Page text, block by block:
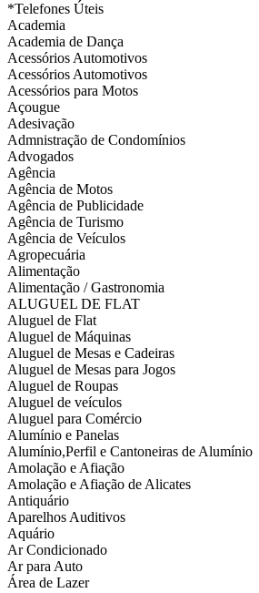
*Telefones Úteis
Academia
Academia de Dança
Acessórios Automotivos
Acessórios Automotivos
Acessórios para Motos
Açougue
Adesivação
Admnistração de Condomínios
Advogados
Agência
Agência de Motos
Agência de Publicidade
Agência de Turismo
Agência de Veículos
Agropecuária
Alimentação
Alimentação / Gastronomia
ALUGUEL DE FLAT
Aluguel de Flat
Aluguel de Máquinas
Aluguel de Mesas e Cadeiras
Aluguel de Mesas para Jogos
Aluguel de Roupas
Aluguel de veículos
Aluguel para Comércio
Alumínio e Panelas
Alumínio,Perfil e Cantoneiras de Alumínio
Amolação e Afiação
Amolação e Afiação de Alicates
Antiquário
Aparelhos Auditivos
Aquário
Ar Condicionado
Ar para Auto
Área de Lazer